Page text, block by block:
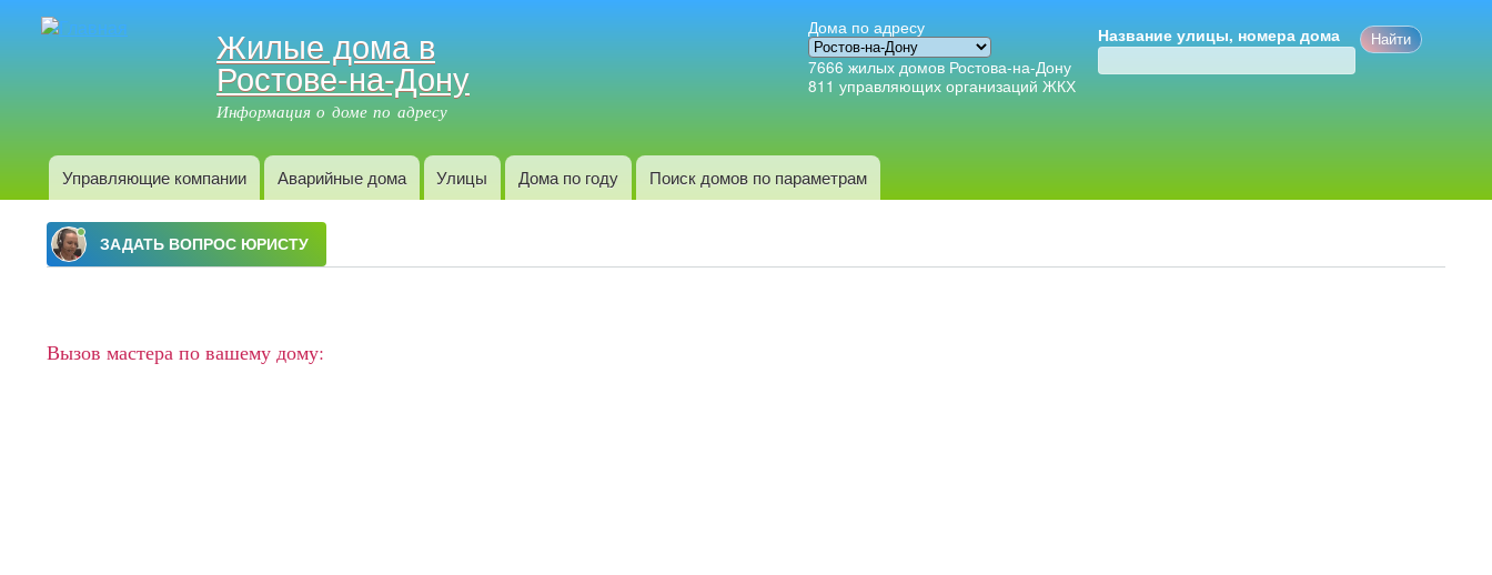
Жилые дома в
Ростове-на-Дону
Информация о доме по адресу
Дома по адресу
7666 жилых домов Ростова-на-Дону
811 управляющих организаций ЖКХ
Название улицы, номера дома
Главное меню
Управляющие компании Аварийные дома Улицы Дома по году Поиск домов по параметрам
Вызов мастера по вашему дому: